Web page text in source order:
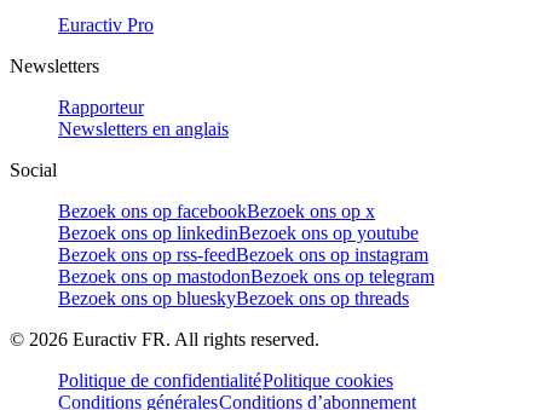
Euractiv Pro
Newsletters
Rapporteur
Newsletters en anglais
Social
Bezoek ons op facebookBezoek ons op x
Bezoek ons op linkedinBezoek ons op youtube
Bezoek ons op rss-feedBezoek ons op instagram
Bezoek ons op mastodonBezoek ons op telegram
Bezoek ons op blueskyBezoek ons op threads
© 2026 Euractiv FR. All rights reserved.
Politique de confidentialitéPolitique cookies
Conditions généralesConditions d’abonnement